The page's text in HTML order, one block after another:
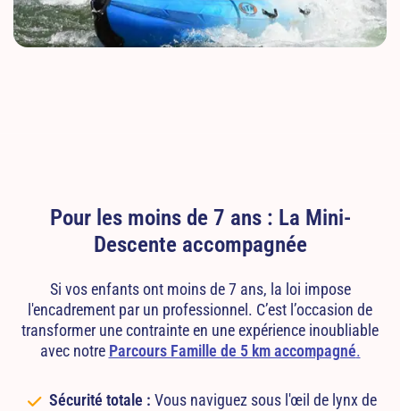
Pour les moins de 7 ans : La Mini-
Descente accompagnée
Si vos enfants ont moins de 7 ans, la loi impose
l'encadrement par un professionnel. C’est l’occasion de
transformer une contrainte en une expérience inoubliable
avec notre Parcours Famille de 5 km accompagné.
Sécurité totale : Vous naviguez sous l'œil de lynx de